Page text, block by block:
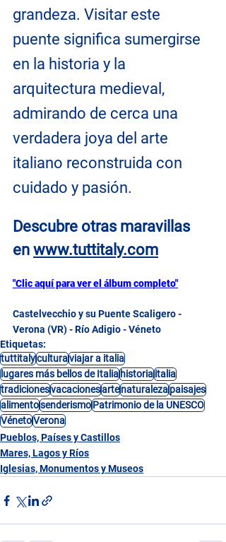
grandeza. Visitar este
puente significa sumergirse
en la historia y la
arquitectura medieval,
admirando de cerca una
verdadera joya del arte
italiano reconstruida con
cuidado y pasión.
Descubre otras maravillas
en www.tuttitaly.com
"Clic aquí para ver el álbum completo"
Castelvecchio y su Puente Scaligero -
Verona (VR) - Río Adigio - Véneto
Etiquetas:
tuttitalyculturaviajar a italia
lugares más bellos de Italiahistoriaitalia
tradicionesvacacionesartenaturalezapaisajes
alimentosenderismoPatrimonio de la UNESCO
VénetoVerona
Pueblos, Países y Castillos
Mares, Lagos y Ríos
Iglesias, Monumentos y Museos